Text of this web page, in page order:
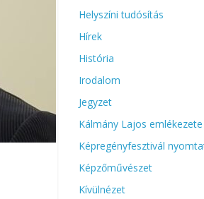
Helyszíni tudósítás
Hírek
História
Irodalom
Jegyzet
Kálmány Lajos emlékezete
Képregényfesztivál
Képzőművészet
Kívülnézet